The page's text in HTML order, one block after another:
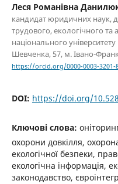
Леся Романівна
кандидат юридичних наук,
трудового, екологічного та
національного
Шевченка, 57, м. Івано-
https://orcid.org/0000-0003-3201-
DOI: https://doi.org/
Ключові слова:
охорони довкілля,
екологічної безпеки,
екологічна інформація,
законодавство,